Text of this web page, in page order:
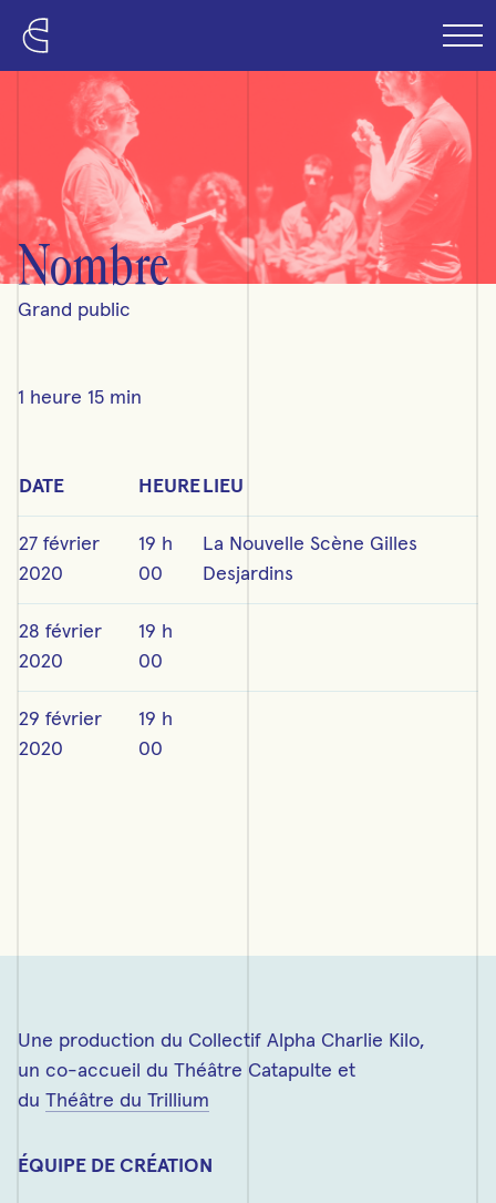
Nombre
Grand public
1 heure 15 min
DATE HEURE LIEU
27 février
2020
19 h
00
La Nouvelle Scène Gilles
Desjardins
28 février
2020
19 h
00
29 février
2020
19 h
00
Une production du Collectif Alpha Charlie Kilo,
un co-accueil du Théâtre Catapulte et
du Théâtre du Trillium
ÉQUIPE DE CRÉATION